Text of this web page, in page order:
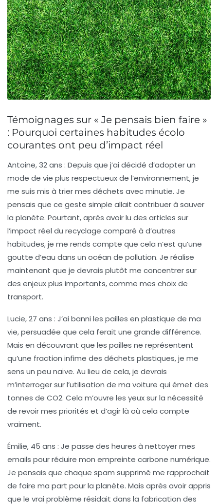
Témoignages sur « Je pensais bien faire »
: Pourquoi certaines habitudes écolo
courantes ont peu d’impact réel
Antoine, 32 ans : Depuis que j’ai décidé d’adopter un
mode de vie plus respectueux de l’environnement, je
me suis mis à trier mes déchets avec minutie. Je
pensais que ce geste simple allait contribuer à sauver
la planète. Pourtant, après avoir lu des articles sur
l’impact réel du recyclage comparé à d’autres
habitudes, je me rends compte que cela n’est qu’une
goutte d’eau dans un océan de pollution. Je réalise
maintenant que je devrais plutôt me concentrer sur
des enjeux plus importants, comme mes choix de
transport.
Lucie, 27 ans : J’ai banni les pailles en plastique de ma
vie, persuadée que cela ferait une grande différence.
Mais en découvrant que les pailles ne représentent
qu’une fraction infime des déchets plastiques, je me
sens un peu naïve. Au lieu de cela, je devrais
m’interroger sur l’utilisation de ma voiture qui émet des
tonnes de CO2. Cela m’ouvre les yeux sur la nécessité
de revoir mes priorités et d’agir là où cela compte
vraiment.
Émilie, 45 ans : Je passe des heures à nettoyer mes
emails pour réduire mon empreinte carbone numérique.
Je pensais que chaque spam supprimé me rapprochait
de faire ma part pour la planète. Mais après avoir appris
que le vrai problème résidait dans la fabrication des